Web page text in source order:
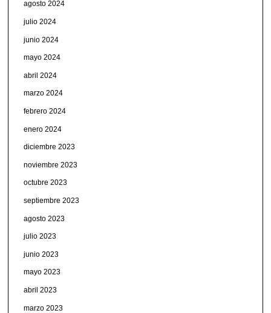
agosto 2024
julio 2024
junio 2024
mayo 2024
abril 2024
marzo 2024
febrero 2024
enero 2024
diciembre 2023
noviembre 2023
octubre 2023
septiembre 2023
agosto 2023
julio 2023
junio 2023
mayo 2023
abril 2023
marzo 2023